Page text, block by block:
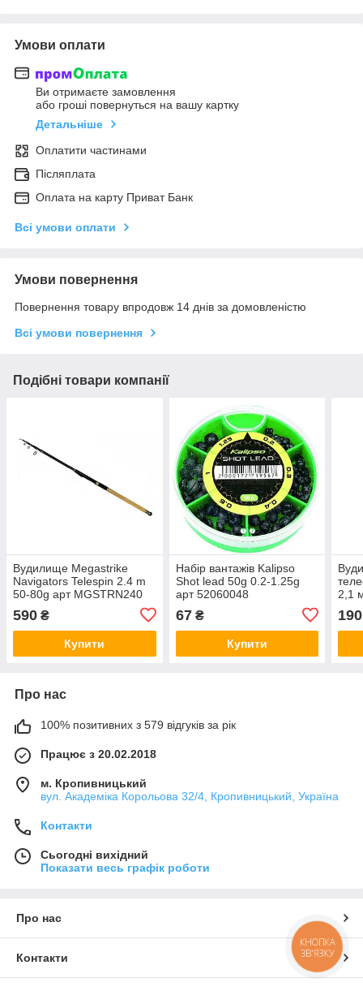
Умови оплати
Ви отримаєте замовлення
або гроші повернуться на вашу картку
Детальніше
Оплатити частинами
Післяплата
Оплата на карту Приват Банк
Всі умови оплати
Умови повернення
Повернення товару впродовж 14 днів за домовленістю
Всі умови повернення
Подібні товари компанії
Вудилище Megastrike
Navigators Telespin 2.4 m
50-80g арт MGSTRN240
590 ₴
Купити
Набір вантажів Kalipso
Shot lead 50g 0.2-1.25g
арт 52060048
67₴
Купити
2,1
190
Про нас
100% позитивних з 579 відгуків за рік
Працює з 20.02.2018
м. Кропивницький
вул. Академіка Корольова 32/4, Кропивницький, Україна
Контакти
Сьогодні вихідний
Показати весь графік роботи
Про нас
Контакти
КНОПКА
ЗВ'ЯЗКУ